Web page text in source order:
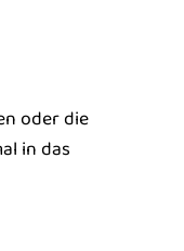
oder die
in das